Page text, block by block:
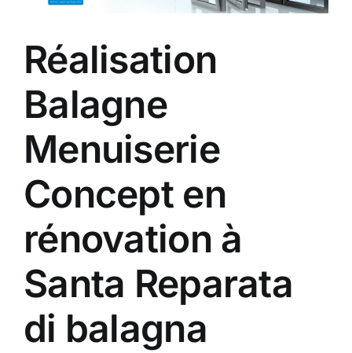
Réalisation
Balagne
Menuiserie
Concept en
rénovation à
Santa Reparata
di balagna